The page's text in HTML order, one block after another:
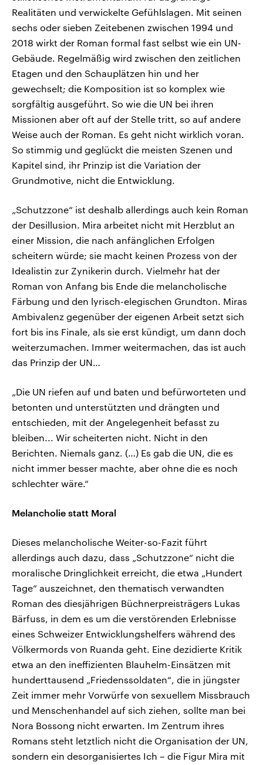
Realitäten und verwickelte Gefühlslagen. Mit seinen
sechs oder sieben Zeitebenen zwischen 1994 und
2018 wirkt der Roman formal fast selbst wie ein UN-
Gebäude. Regelmäßig wird zwischen den zeitlichen
Etagen und den Schauplätzen hin und her
gewechselt; die Komposition ist so komplex wie
sorgfältig ausgeführt. So wie die UN bei ihren
Missionen aber oft auf der Stelle tritt, so auf andere
Weise auch der Roman. Es geht nicht wirklich voran.
So stimmig und geglückt die meisten Szenen und
Kapitel sind, ihr Prinzip ist die Variation der
Grundmotive, nicht die Entwicklung.
„Schutzzone“ ist deshalb allerdings auch kein Roman
der Desillusion. Mira arbeitet nicht mit Herzblut an
einer Mission, die nach anfänglichen Erfolgen
scheitern würde; sie macht keinen Prozess von der
Idealistin zur Zynikerin durch. Vielmehr hat der
Roman von Anfang bis Ende die melancholische
Färbung und den lyrisch-elegischen Grundton. Miras
Ambivalenz gegenüber der eigenen Arbeit setzt sich
fort bis ins Finale, als sie erst kündigt, um dann doch
weiterzumachen. Immer weitermachen, das ist auch
das Prinzip der UN…
„Die UN riefen auf und baten und befürworteten und
betonten und unterstützten und drängten und
entschieden, mit der Angelegenheit befasst zu
bleiben... Wir scheiterten nicht. Nicht in den
Berichten. Niemals ganz. (…) Es gab die UN, die es
nicht immer besser machte, aber ohne die es noch
schlechter wäre.“
Melancholie statt Moral
Dieses melancholische Weiter-so-Fazit führt
allerdings auch dazu, dass „Schutzzone“ nicht die
moralische Dringlichkeit erreicht, die etwa „Hundert
Tage“ auszeichnet, den thematisch verwandten
Roman des diesjährigen Büchnerpreisträgers Lukas
Bärfuss, in dem es um die verstörenden Erlebnisse
eines Schweizer Entwicklungshelfers während des
Völkermords von Ruanda geht. Eine dezidierte Kritik
etwa an den ineffizienten Blauhelm-Einsätzen mit
hunderttausend „Friedenssoldaten“, die in jüngster
Zeit immer mehr Vorwürfe von sexuellem Missbrauch
und Menschenhandel auf sich ziehen, sollte man bei
Nora Bossong nicht erwarten. Im Zentrum ihres
Romans steht letztlich nicht die Organisation der UN,
sondern ein desorganisiertes Ich – die Figur Mira mit